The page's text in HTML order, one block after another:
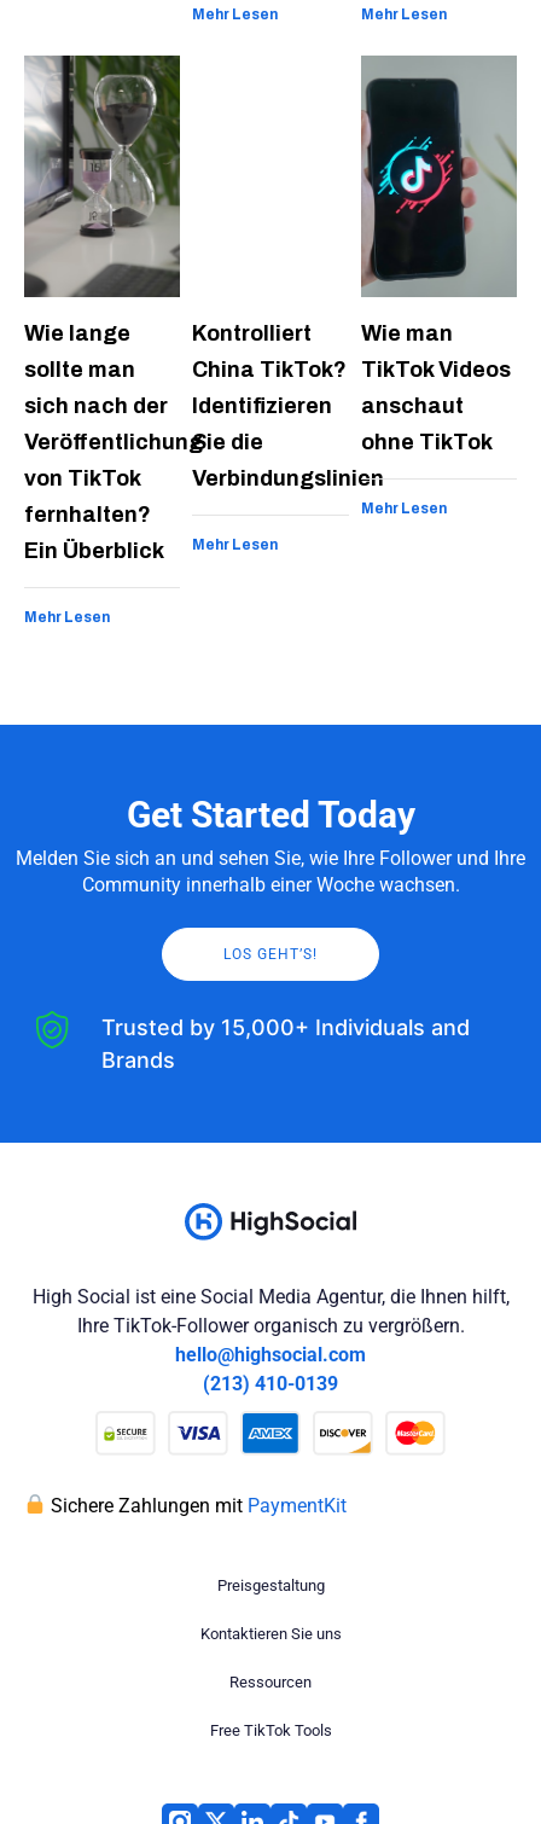
Mehr Lesen Mehr Lesen
Wie lange
sollte man
sich nach der
Veröffentlichung
von TikTok
fernhalten?
Ein Überblick
Mehr Lesen
Kontrolliert
China TikTok?
Identifizieren
Sie die
Verbindungslinien
Mehr Lesen
Wie man
TikTok Videos
anschaut
ohne TikTok
Mehr Lesen
Get Started Today
Melden Sie sich an und sehen Sie, wie Ihre Follower und Ihre
Community innerhalb einer Woche wachsen.
LOS GEHT’S!
Trusted by 15,000+ Individuals and
Brands
High Social ist eine Social Media Agentur, die Ihnen hilft,
Ihre TikTok-Follower organisch zu vergrößern.
hello@highsocial.com
(213) 410-0139
Sichere Zahlungen mit PaymentKit
Preisgestaltung
Kontaktieren Sie uns
Ressourcen
Free TikTok Tools